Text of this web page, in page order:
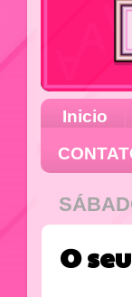
Inicio
O